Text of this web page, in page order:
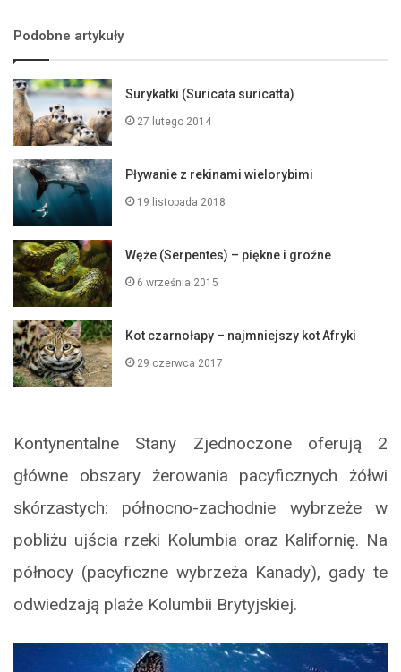
Podobne artykuły
Surykatki (Suricata suricatta)
27 lutego 2014
Pływanie z rekinami wielorybimi
19 listopada 2018
Węże (Serpentes) – piękne i groźne
6 września 2015
Kot czarnołapy – najmniejszy kot Afryki
29 czerwca 2017
Kontynentalne Stany Zjednoczone oferują 2
główne obszary żerowania pacyficznych żółwi
skórzastych: północno-zachodnie wybrzeże w
pobliżu ujścia rzeki Kolumbia oraz Kalifornię. Na
północy (pacyficzne wybrzeża Kanady), gady te
odwiedzają plaże Kolumbii Brytyjskiej.